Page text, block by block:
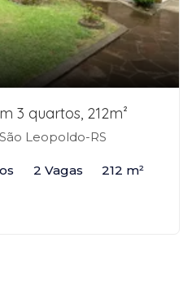
3 quartos, 212m²
Leopoldo-RS
2 Vagas 212 m²